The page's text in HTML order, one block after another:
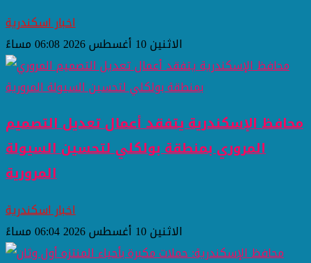
اخبار اسكندرية
الاثنين 10 أغسطس 2026 06:08 مساءً
محافظ الإسكندرية يتفقد أعمال تعديل التصميم
المروري بمنطقة بولكلي لتحسين السيولة
المرورية
اخبار اسكندرية
الاثنين 10 أغسطس 2026 06:04 مساءً